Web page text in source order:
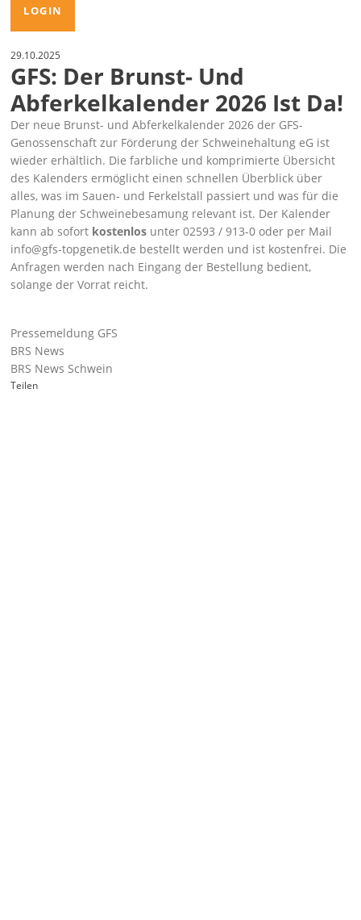
LOGIN
29.10.2025
GFS: Der Brunst- Und
Abferkelkalender 2026 Ist Da!
Der neue Brunst- und Abferkelkalender 2026 der GFS-
Genossenschaft zur Förderung der Schweinehaltung eG ist
wieder erhältlich. Die farbliche und komprimierte Übersicht
des Kalenders ermöglicht einen schnellen Überblick über
alles, was im Sauen- und Ferkelstall passiert und was für die
Planung der Schweinebesamung relevant ist. Der Kalender
kann ab sofort kostenlos unter 02593 / 913-0 oder per Mail
info@gfs-topgenetik.de bestellt werden und ist kostenfrei. Die
Anfragen werden nach Eingang der Bestellung bedient,
solange der Vorrat reicht.
Pressemeldung GFS
BRS News
BRS News Schwein
Teilen